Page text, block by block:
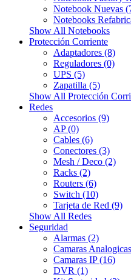
Notebook Nuevas
Notebooks
Show All Notebooks
Protección Corriente
Adaptadores (8)
Reguladores (0)
UPS (5)
Zapatilla (5)
Show All Protección
Redes
Accesorios (9)
AP (0)
Cables (6)
Conectores (3)
Mesh / Deco (2)
Racks (2)
Routers (6)
Switch (10)
Tarjeta de Red (9)
Show All Redes
Seguridad
Alarmas (2)
Camaras
Camaras IP (16)
DVR (1)